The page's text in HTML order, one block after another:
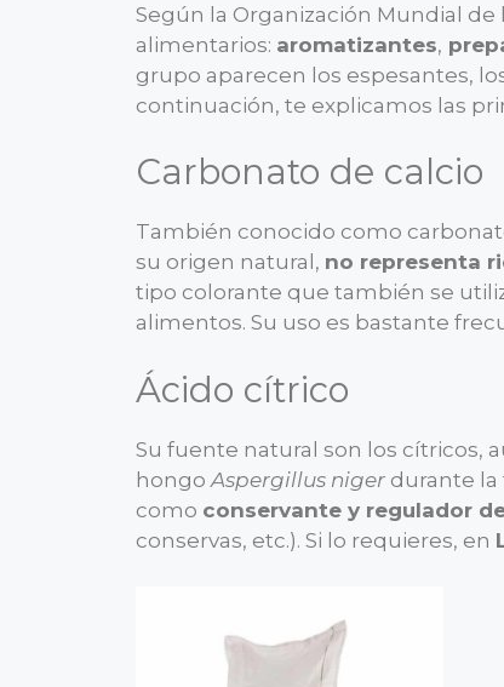
Según la Organización Mundial
alimentarios: aromatizantes,
grupo aparecen los espesantes,
continuación, te explicamos las
Carbonato de calcio
También conocido como
su origen natural, no representa
tipo colorante que también se
alimentos. Su uso es bastante
Ácido cítrico
Su fuente natural son los cítricos,
hongo Aspergillus niger durante la
como conservante y regulador
conservas, etc.). Si lo requieres, en